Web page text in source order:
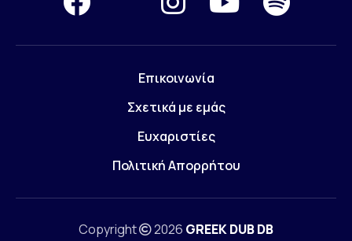
Επικοινωνία
Σχετικά με εμάς
Ευχαριστίες
Πολιτική Απορρήτου
Copyright 2026 GREEK DUB DB